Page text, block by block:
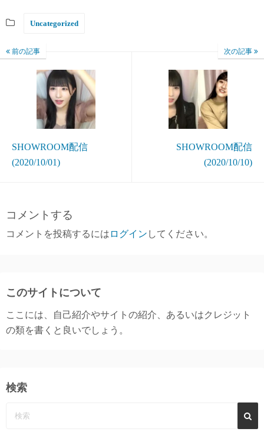
Uncategorized
前の記事
SHOWROOM配信
(2020/10/01)
次の記事
SHOWROOM配信
(2020/10/10)
コメントする
コメントを投稿するには ログイン してください。
このサイトについて
ここには、自己紹介やサイトの紹介、あるいはクレジット
の類を書くと良いでしょう。
検索